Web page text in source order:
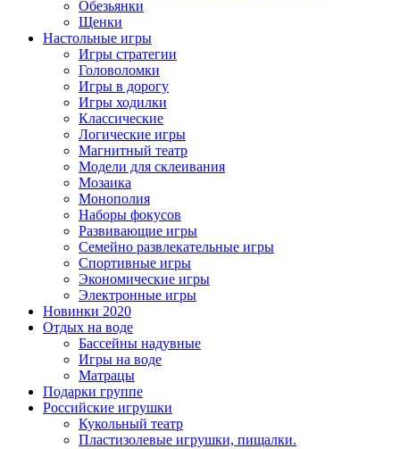
Обезьянки
Щенки
Настольные игры
Игры стратегии
Головоломки
Игры в дорогу
Игры ходилки
Классические
Логические игры
Магнитный театр
Модели для склеивания
Мозаика
Монополия
Наборы фокусов
Развивающие игры
Семейно развлекательные игры
Спортивные игры
Экономические игры
Электронные игры
Новинки 2020
Отдых на воде
Бассейны надувные
Игры на воде
Матрацы
Подарки группе
Российские игрушки
Кукольный театр
Пластизолевые игрушки, пищалки.